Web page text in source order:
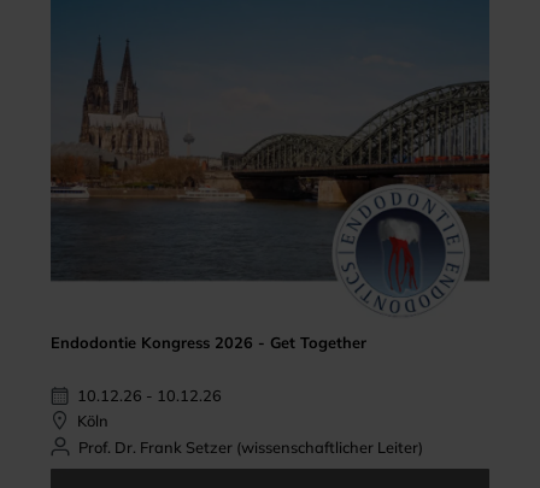
Endodontie Kongress 2026 - Get Together
10.12.26 - 10.12.26
Köln
Prof. Dr. Frank Setzer (wissenschaftlicher Leiter)